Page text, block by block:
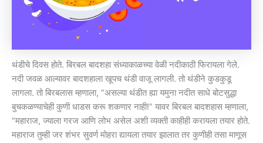
थंडीचे दिवस होते. बिरबल बादशहा संध्याकाळच्या वेळी नदीकाठी फिरायला गेले.
नदी जवळ आल्यावर बादशहाला खूपच थंडी वाजू लागली. तो थंडीने कुडकुडू
लागला. तो बिरबलास म्हणाला, “असल्या थंडीत ह्या यमुना नदीत साधे बोटसुद्धा
बुचकळण्याचेही कुणी धाडस करू शकणार नाही!” यावर बिरबल बादशहास म्हणाला,
“महाराज, ज्याला गरज आणि लोभ असेल अशी व्यक्ती काहीही करायला तयार होते.
महाराज तुम्ही जर शंभर सुवर्ण मोहरा द्यायला तयार झालात तर कुणीही तसा माणूस